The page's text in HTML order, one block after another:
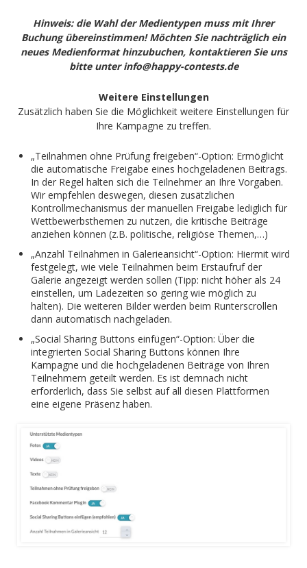
Hinweis: die Wahl der Medientypen muss mit Ihrer
Buchung übereinstimmen! Möchten Sie nachträglich ein
neues Medienformat hinzubuchen, kontaktieren Sie uns
bitte unter info@happy-contests.de
Weitere Einstellungen
Zusätzlich haben Sie die Möglichkeit weitere Einstellungen für
Ihre Kampagne zu treffen.
„Teilnahmen ohne Prüfung freigeben“-Option: Ermöglicht
die automatische Freigabe eines hochgeladenen Beitrags.
In der Regel halten sich die Teilnehmer an Ihre Vorgaben.
Wir empfehlen deswegen, diesen zusätzlichen
Kontrollmechanismus der manuellen Freigabe lediglich für
Wettbewerbsthemen zu nutzen, die kritische Beiträge
anziehen können (z.B. politische, religiöse Themen,…)
„Anzahl Teilnahmen in Galerieansicht“-Option: Hiermit wird
festgelegt, wie viele Teilnahmen beim Erstaufruf der
Galerie angezeigt werden sollen (Tipp: nicht höher als 24
einstellen, um Ladezeiten so gering wie möglich zu
halten). Die weiteren Bilder werden beim Runterscrollen
dann automatisch nachgeladen.
„Social Sharing Buttons einfügen“-Option: Über die
integrierten Social Sharing Buttons können Ihre
Kampagne und die hochgeladenen Beiträge von Ihren
Teilnehmern geteilt werden. Es ist demnach nicht
erforderlich, dass Sie selbst auf all diesen Plattformen
eine eigene Präsenz haben.